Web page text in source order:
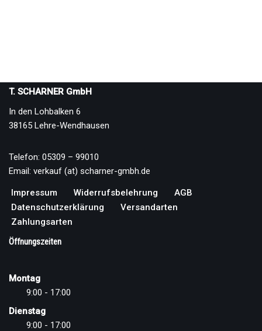
T. SCHARNER GmbH
In den Lohbalken 6
38165 Lehre-Wendhausen
Telefon: 05309 – 99010
Email: verkauf (at) scharner-gmbh.de
Impressum Widerrufsbelehrung
AGB
Datenschutzerklärung
Versandarten
Zahlungsarten
Öffnungszeiten
Montag
9:00 - 17:00
Dienstag
9:00 - 17:00